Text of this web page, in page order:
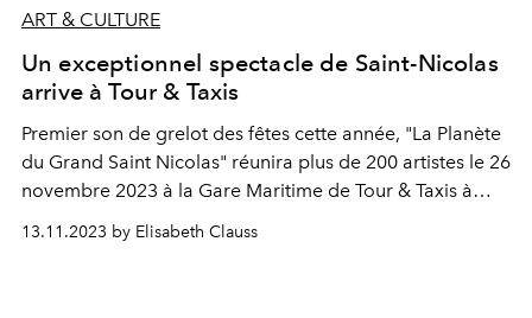
ART & CULTURE
Un exceptionnel spectacle de Saint-Nicolas
arrive à Tour & Taxis
Premier son de grelot des fêtes cette année, "La Planète
du Grand Saint Nicolas" réunira plus de 200 artistes le 26
novembre 2023 à la Gare Maritime de Tour & Taxis à
Bruxelles. Un parcours féérique animé de performances
d’acteurs, danseurs, jongleurs, tous devenus pour
13.11.2023 by Elisabeth Clauss